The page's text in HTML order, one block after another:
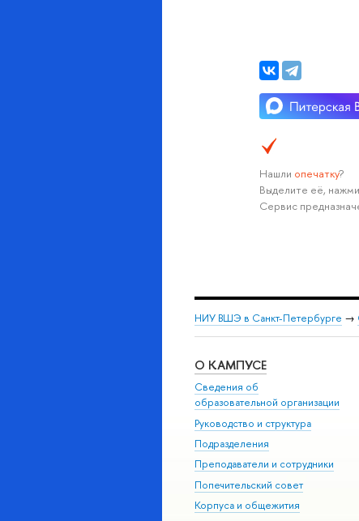
Нашли опечатку?
Выделите её,
Сервис
НИУ ВШЭ в Санкт-Петербурге →
О КАМПУСЕ
Сведения об
образовательной организации
Руководство и структура
Подразделения
Преподаватели и сотрудники
Попечительский совет
Корпуса и общежития